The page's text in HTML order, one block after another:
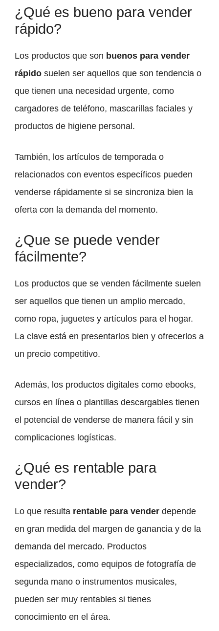
¿Qué es bueno para vender
rápido?
Los productos que son buenos para vender
rápido suelen ser aquellos que son tendencia o
que tienen una necesidad urgente, como
cargadores de teléfono, mascarillas faciales y
productos de higiene personal.
También, los artículos de temporada o
relacionados con eventos específicos pueden
venderse rápidamente si se sincroniza bien la
oferta con la demanda del momento.
¿Que se puede vender
fácilmente?
Los productos que se venden fácilmente suelen
ser aquellos que tienen un amplio mercado,
como ropa, juguetes y artículos para el hogar.
La clave está en presentarlos bien y ofrecerlos a
un precio competitivo.
Además, los productos digitales como ebooks,
cursos en línea o plantillas descargables tienen
el potencial de venderse de manera fácil y sin
complicaciones logísticas.
¿Qué es rentable para
vender?
Lo que resulta rentable para vender depende
en gran medida del margen de ganancia y de la
demanda del mercado. Productos
especializados, como equipos de fotografía de
segunda mano o instrumentos musicales,
pueden ser muy rentables si tienes
conocimiento en el área.